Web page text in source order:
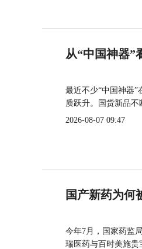
从“中国神器”
最近不少“中国神器
质跃升。国货新品不
2026-08-07 09:47
国产新药为何
今年7月，国家药监
瑞医药与百时美施